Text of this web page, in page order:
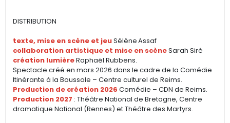
DISTRIBUTION
texte, mise en scène et jeuSélène Assaf
collaboration artistique et mise en scèneSarah Siré
création lumièreRaphaël Rubbens.
Spectacle créé en mars 2026 dans le cadre de la Comédie
Itinérante à la Boussole – Centre culturel de Reims.
Production de création 2026 Comédie – CDN de Reims.
Production 2027 : Théâtre National de Bretagne, Centre
dramatique National (Rennes) et Théâtre des Martyrs.